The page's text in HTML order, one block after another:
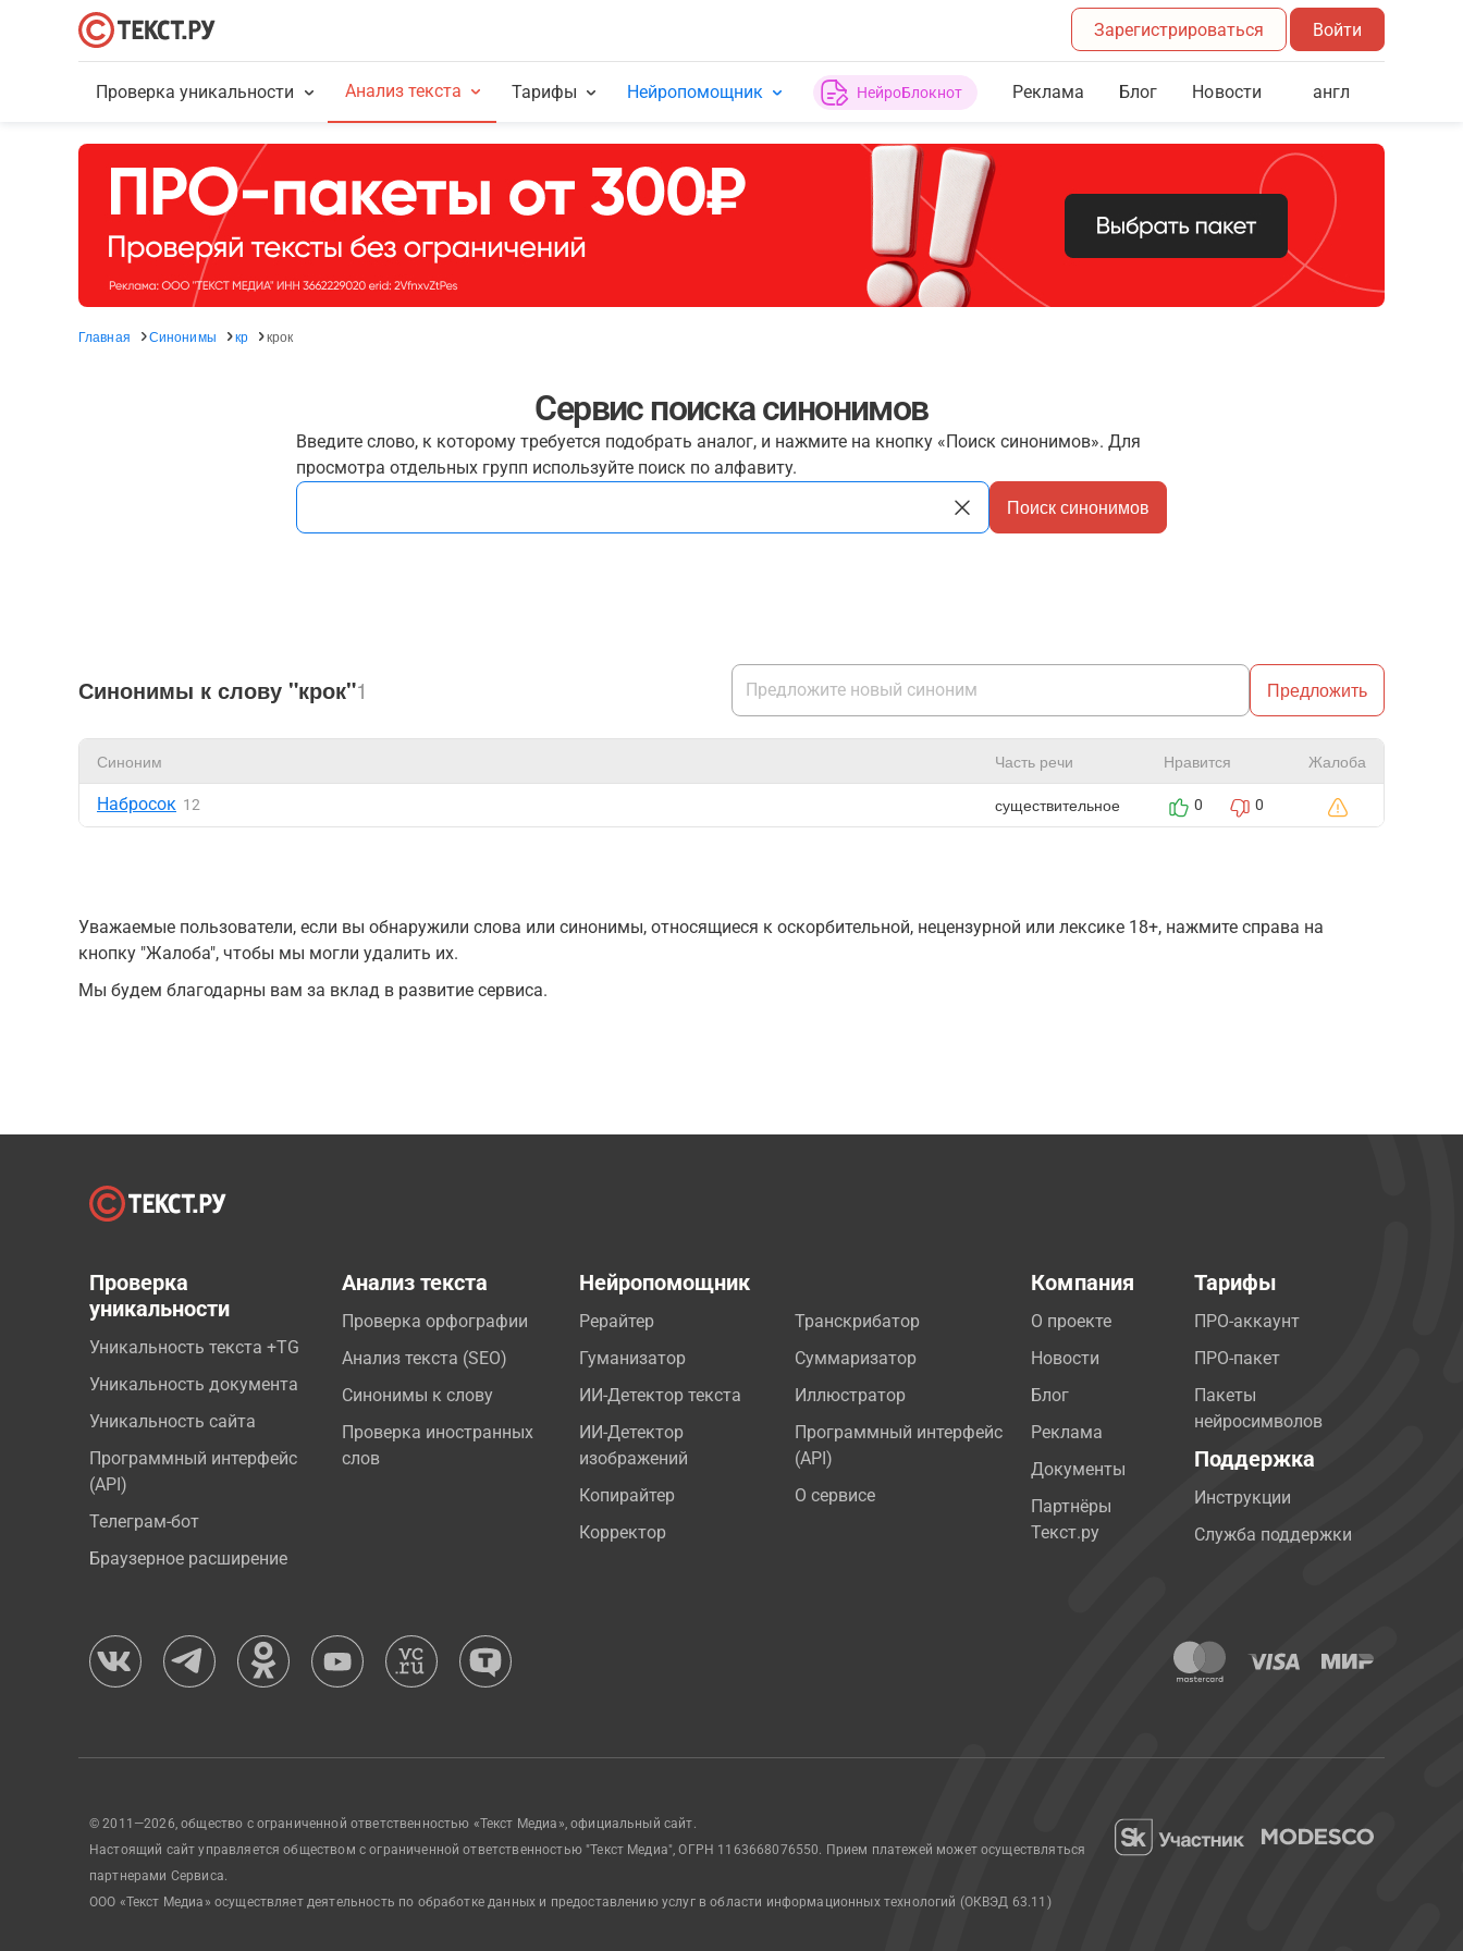
Зарегистрироваться Войти
Проверка уникальности Анализ текста Тарифы Нейропомощник НейроБлокнот Реклама Блог Новости англ
Главная Синонимы кр крок
Сервис поиска синонимов
Введите слово, к которому требуется подобрать аналог, и нажмите на кнопку «Поиск синонимов». Для
просмотра отдельных групп используйте поиск по алфавиту.
Поиск синонимов
Синонимы к слову "крок"1 Предложить
Синоним Часть речи Нравится Жалоба
Набросок 12 существительное 0 0
Уважаемые пользователи, если вы обнаружили слова или синонимы, относящиеся к оскорбительной, нецензурной или лексике 18+, нажмите справа на
кнопку "Жалоба", чтобы мы могли удалить их.
Мы будем благодарны вам за вклад в развитие сервиса.
Проверка
уникальности
Уникальность текста +TG
Уникальность документа
Уникальность сайта
Программный интерфейс
(API)
Телеграм-бот
Браузерное расширение
Анализ текста
Проверка орфографии
Анализ текста (SEO)
Синонимы к слову
Проверка иностранных
слов
Нейропомощник
Рерайтер
Гуманизатор
ИИ-Детектор текста
ИИ-Детектор
изображений
Копирайтер
Корректор
Транскрибатор
Суммаризатор
Иллюстратор
Программный интерфейс
(API)
О сервисе
Компания
О проекте
Новости
Блог
Реклама
Документы
Партнёры
Текст.ру
Тарифы
ПРО-аккаунт
ПРО-пакет
Пакеты
нейросимволов
Поддержка
Инструкции
Служба поддержки
© 2011—2026, общество с ограниченной ответственностью «Текст Медиа», официальный сайт.
Настоящий сайт управляется обществом с ограниченной ответственностью "Текст Медиа", ОГРН 1163668076550. Прием платежей может осуществляться
партнерами Сервиса.
ООО «Текст Медиа» осуществляет деятельность по обработке данных и предоставлению услуг в области информационных технологий (ОКВЭД 63.11)